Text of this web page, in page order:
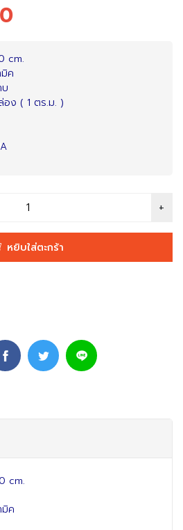
cm.
มิค
ง ( 1 ตร.ม. )
หยิบใส่ตะกร้า
cm.
มิค